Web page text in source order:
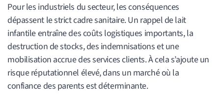
Pour les industriels du secteur, les conséquences
dépassent le strict cadre sanitaire. Un rappel de lait
infantile entraîne des coûts logistiques importants, la
destruction de stocks, des indemnisations et une
mobilisation accrue des services clients. À cela s’ajoute un
risque réputationnel élevé, dans un marché où la
confiance des parents est déterminante.